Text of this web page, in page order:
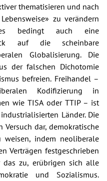
thematisieren und nach
zu verändern
bedingt auch eine
auf die scheinbare
Globalisierung. Die
der falschen Dichotomie
befreien. Freihandel –
Kodifizierung in
wie TISA oder TTIP – ist
Länder. Die
dar, demokratische
weisen, indem neoliberale
Verträgen festgeschrieben
zu, erübrigen sich alle
und Sozialismus.